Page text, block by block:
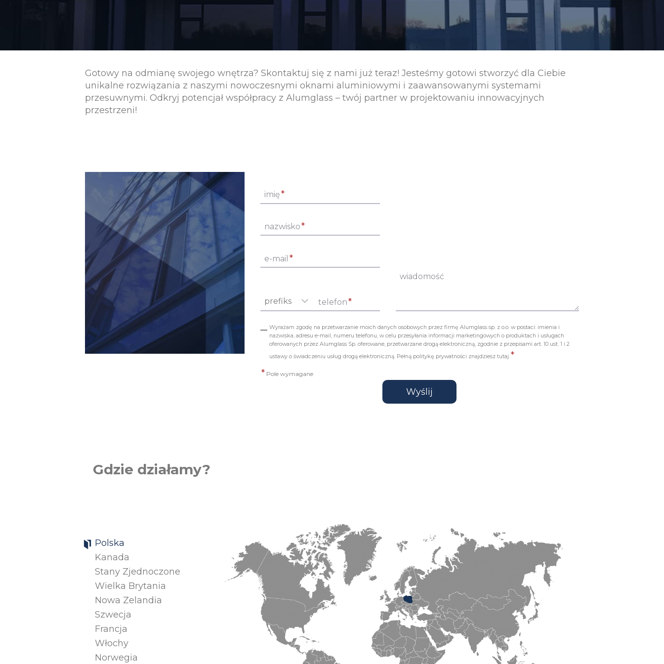
Gotowy na odmianę swojego wnętrza? Skontaktuj się z nami już teraz! Jesteśmy gotowi stworzyć dla Ciebie
unikalne rozwiązania z naszymi nowoczesnymi oknami aluminiowymi i zaawansowanymi systemami
przesuwnymi. Odkryj potencjał współpracy z Alumglass – twój partner w projektowaniu innowacyjnych
przestrzeni!
imię*
nazwisko*
e-mail *
telefon*
wiadomość
Wyrażam zgodę na przetwarzanie moich danych osobowych przez firmę Alumglass sp. z o.o. w postaci: imienia i
nazwiska, adresu e-mail, numeru telefonu, w celu przesyłania informacji marketingowych o produktach i usługach
oferowanych przez Alumglass Sp. oferowane, przetwarzane drogą elektroniczną, zgodnie z przepisami art. 10 ust. 1 i 2
ustawy o świadczeniu usług drogą elektroniczną. Pełną politykę prywatności znajdziesztutaj.*
*Pole wymagane
Wyślij
Gdzie działamy?
Polska
Kanada
Stany Zjednoczone
Wielka Brytania
Nowa Zelandia
Szwecja
Francja
Włochy
Norwegia